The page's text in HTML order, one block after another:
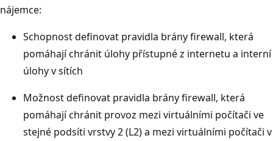
nájemce:
Schopnost definovat pravidla brány firewall, která
pomáhají chránit úlohy přístupné z internetu a interní
úlohy v sítích
Možnost definovat pravidla brány firewall, která
pomáhají chránit provoz mezi virtuálními počítači ve
stejné podsíti vrstvy 2 (L2) a mezi virtuálními počítači v